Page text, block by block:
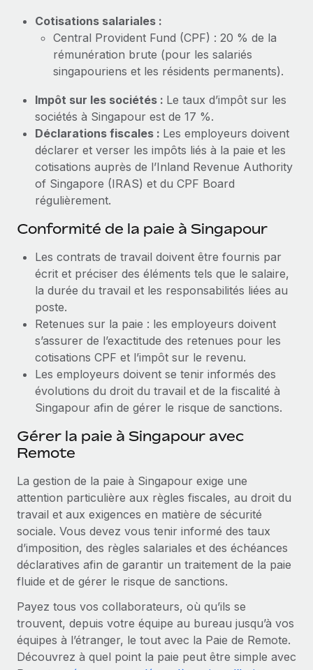
Cotisations salariales :
Central Provident Fund (CPF) : 20 % de la
rémunération brute (pour les salariés
singapouriens et les résidents permanents).
Impôt sur les sociétés : Le taux d’impôt sur les
sociétés à Singapour est de 17 %.
Déclarations fiscales : Les employeurs doivent
déclarer et verser les impôts liés à la paie et les
cotisations auprès de l’Inland Revenue Authority
of Singapore (IRAS) et du CPF Board
régulièrement.
Conformité de la paie à Singapour
Les contrats de travail doivent être fournis par
écrit et préciser des éléments tels que le salaire,
la durée du travail et les responsabilités liées au
poste.
Retenues sur la paie : les employeurs doivent
s’assurer de l’exactitude des retenues pour les
cotisations CPF et l’impôt sur le revenu.
Les employeurs doivent se tenir informés des
évolutions du droit du travail et de la fiscalité à
Singapour afin de gérer le risque de sanctions.
Gérer la paie à Singapour avec
Remote
La gestion de la paie à Singapour exige une
attention particulière aux règles fiscales, au droit du
travail et aux exigences en matière de sécurité
sociale. Vous devez vous tenir informé des taux
d’imposition, des règles salariales et des échéances
déclaratives afin de garantir un traitement de la paie
fluide et de gérer le risque de sanctions.
Payez tous vos collaborateurs, où qu’ils se
trouvent, depuis votre équipe au bureau jusqu’à vos
équipes à l’étranger, le tout avec la Paie de Remote.
Découvrez à quel point la paie peut être simple avec